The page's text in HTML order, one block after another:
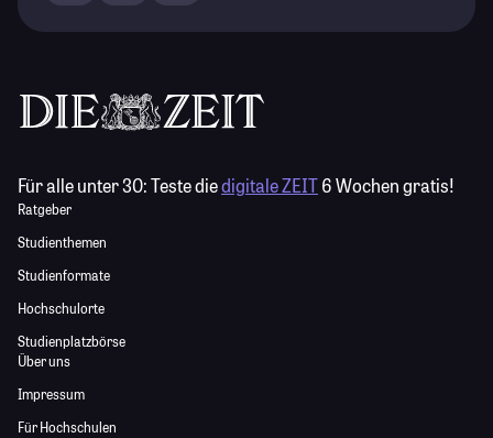
Für alle unter 30:Teste diedigitale ZEIT6 Wochen gratis!
Ratgeber
Studienthemen
Studienformate
Hochschulorte
Studienplatzbörse
Über uns
Impressum
Für Hochschulen